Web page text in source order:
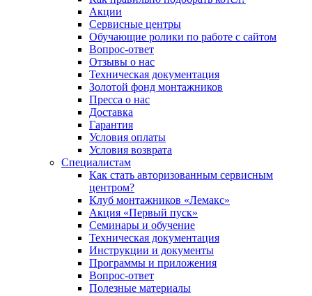
Акции
Сервисные центры
Обучающие ролики по работе с сайтом
Вопрос-ответ
Отзывы о нас
Техническая документация
Золотой фонд монтажников
Пресса о нас
Доставка
Гарантия
Условия оплаты
Условия возврата
Специалистам
Как стать авторизованным сервисным
центром?
Клуб монтажников «Лемакс»
Акция «Первый пуск»
Семинары и обучение
Техническая документация
Инструкции и документы
Программы и приложения
Вопрос-ответ
Полезные материалы